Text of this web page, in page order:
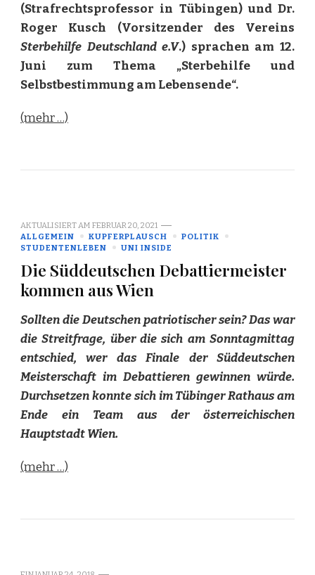
(Strafrechtsprofessor in Tübingen) und Dr.
Roger Kusch (Vorsitzender des Vereins
Sterbehilfe Deutschland e.V.) sprachen am 12.
Juni zum Thema „Sterbehilfe und
Selbstbestimmung am Lebensende“.
(mehr …)
AKTUALISIERT AM FEBRUAR 20, 2021
ALLGEMEIN
KUPFERPLAUSCH
POLITIK
STUDENTENLEBEN
UNI INSIDE
Die Süddeutschen Debattiermeister
kommen aus Wien
Sollten die Deutschen patriotischer sein? Das war
die Streitfrage, über die sich am Sonntagmittag
entschied, wer das Finale der Süddeutschen
Meisterschaft im Debattieren gewinnen würde.
Durchsetzen konnte sich im Tübinger Rathaus am
Ende ein Team aus der österreichischen
Hauptstadt Wien.
(mehr …)